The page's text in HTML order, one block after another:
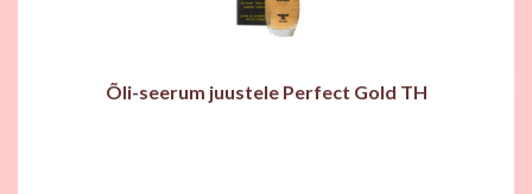
Õli-seerum juustele Perfect Gold TH